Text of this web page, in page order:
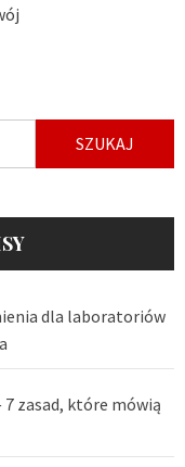
dla laboratoriów
zasad, które mówią